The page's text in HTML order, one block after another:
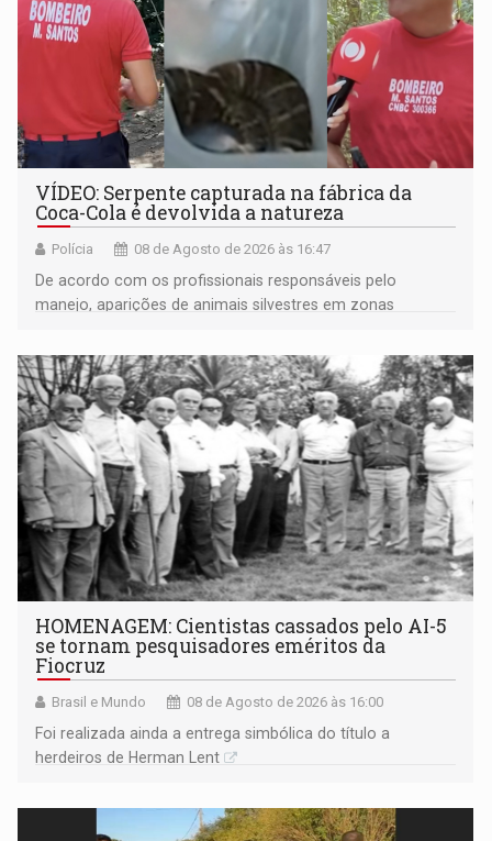
VÍDEO: Serpente capturada na fábrica da
Coca-Cola é devolvida a natureza
Polícia 08 de Agosto de 2026 às 16:47
De acordo com os profissionais responsáveis pelo
manejo, aparições de animais silvestres em zonas
HOMENAGEM: Cientistas cassados pelo AI-5
se tornam pesquisadores eméritos da
Fiocruz
Brasil e Mundo 08 de Agosto de 2026 às 16:00
Foi realizada ainda a entrega simbólica do título a
herdeiros de Herman Lent